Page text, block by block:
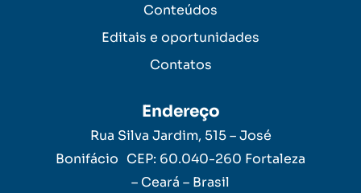
Conteúdos
Editais e oportunidades
Contatos
Endereço
Rua Silva Jardim, 515 – José
Bonifácio CEP: 60.040-260 Fortaleza
– Ceará – Brasil